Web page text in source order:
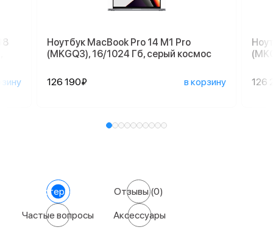
Ноутбук MacBook Pro 14 M1 Pro
(MKGQ3), 16/1024 Гб, серый космос
126 190₽ в корзину 126
Характеристики Отзывы(0)
Частые вопросы Аксессуары